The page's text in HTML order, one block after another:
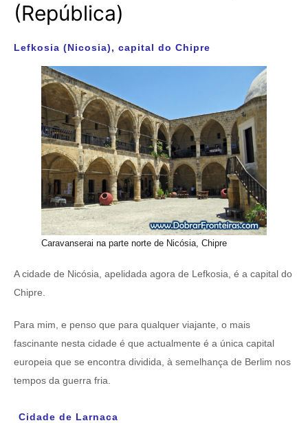
(República)
Lefkosia (Nicosia), capital do Chipre
Caravanserai na parte norte de Nicósia, Chipre
A cidade de Nicósia, apelidada agora de Lefkosia, é a capital do
Chipre.
Para mim, e penso que para qualquer viajante, o mais
fascinante nesta cidade é que actualmente é a única capital
europeia que se encontra dividida, à semelhança de Berlim nos
tempos da guerra fria.
Cidade de Larnaca